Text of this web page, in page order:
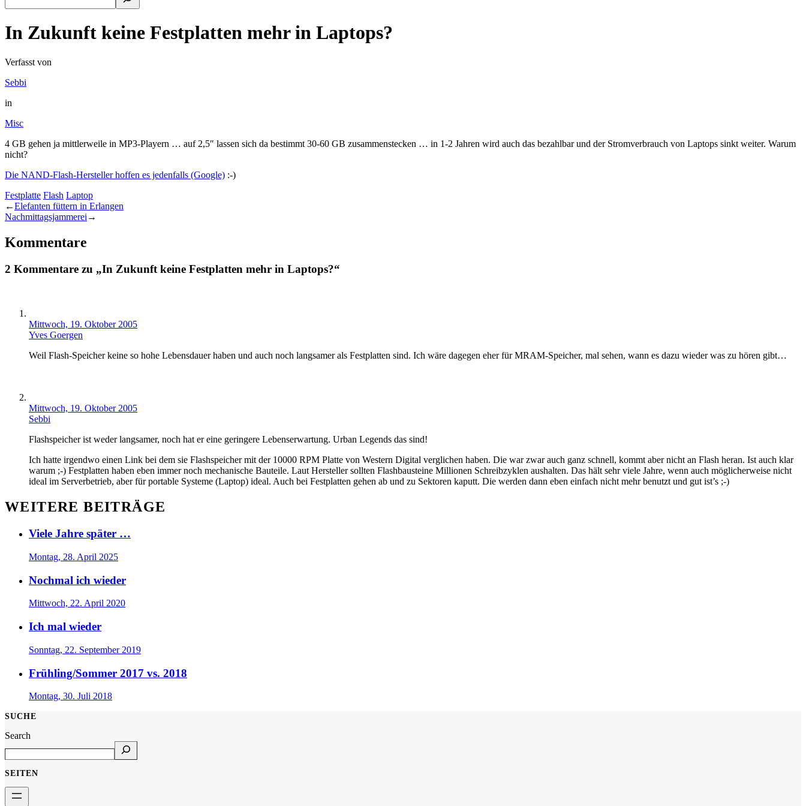
In Zukunft keine Festplatten mehr in Laptops?
Verfasst von
Sebbi
in
Misc
4 GB gehen ja mittlerweile in MP3-Playern … auf 2,5″ lassen sich da bestimmt 30-60 GB zusammenstecken … in 1-2 Jahren wird auch das bezahlbar und der Stromverbrauch von Laptops sinkt weiter. Warum
nicht?
Die NAND-Flash-Hersteller hoffen es jedenfalls (Google) :-)
Festplatte Flash Laptop
←Elefanten füttern in Erlangen
Nachmittagsjammerei →
Kommentare
2 Kommentare zu „In Zukunft keine Festplatten mehr in Laptops?“
Mittwoch, 19. Oktober 2005
Yves Goergen
Weil Flash-Speicher keine so hohe Lebensdauer haben und auch noch langsamer als Festplatten sind. Ich wäre dagegen eher für MRAM-Speicher, mal sehen, wann es dazu wieder was zu hören gibt…
Mittwoch, 19. Oktober 2005
Sebbi
Flashspeicher ist weder langsamer, noch hat er eine geringere Lebenserwartung. Urban Legends das sind!
Ich hatte irgendwo einen Link bei dem sie Flashspeicher mit der 10000 RPM Platte von Western Digital verglichen haben. Die war zwar auch ganz schnell, kommt aber nicht an Flash heran. Ist auch klar
warum ;-) Festplatten haben eben immer noch mechanische Bauteile. Laut Hersteller sollten Flashbausteine Millionen Schreibzyklen aushalten. Das hält sehr viele Jahre, wenn auch möglicherweise nicht
ideal im Serverbetrieb, aber für portable Systeme (Laptop) ideal. Auch bei Festplatten gehen ab und zu Sektoren kaputt. Die werden dann eben einfach nicht mehr benutzt und gut ist’s ;-)
WEITERE BEITRÄGE
Viele Jahre später …
Montag, 28. April 2025
Nochmal ich wieder
Mittwoch, 22. April 2020
Ich mal wieder
Sonntag, 22. September 2019
Frühling/Sommer 2017 vs. 2018
Montag, 30. Juli 2018
SUCHE
Search
SEITEN